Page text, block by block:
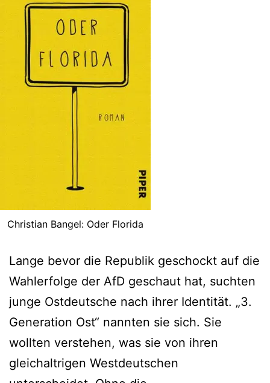
Christian Bangel: Oder Florida
Lange bevor die Republik geschockt auf die
Wahlerfolge der AfD geschaut hat, suchten
junge Ostdeutsche nach ihrer Identität. „3.
Generation Ost“ nannten sie sich. Sie
wollten verstehen, was sie von ihren
gleichaltrigen Westdeutschen